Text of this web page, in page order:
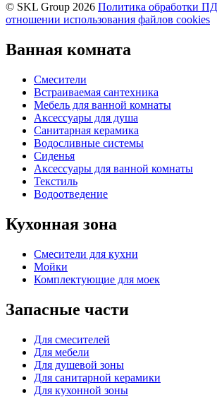
© SKL Group 2026 Политика обработки
отношении использования файлов cookies
Ванная комната
Смесители
Встраиваемая сантехника
Мебель для ванной комнаты
Аксессуары для душа
Санитарная керамика
Водосливные системы
Сиденья
Аксессуары для ванной комнаты
Текстиль
Водоотведение
Кухонная зона
Смесители для кухни
Мойки
Комплектующие для моек
Запасные части
Для смесителей
Для мебели
Для душевой зоны
Для санитарной керамики
Для кухонной зоны